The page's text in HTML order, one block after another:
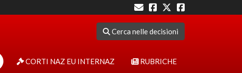
Cerca nelle decisioni
CORTI NAZ EU INTERNAZ RUBRICHE